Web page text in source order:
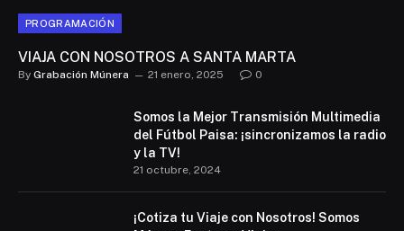
PROGRAMACIÓN
VIAJA CON NOSOTROS A SANTA MARTA
By Grabación Múnera 21 enero, 2025 0
Somos la Mejor Transmisión Multimedia
del Fútbol Paisa: ¡sincronizamos la radio
y la TV!
21 octubre, 2024
¡Cotiza tu Viaje con Nosotros! Somos